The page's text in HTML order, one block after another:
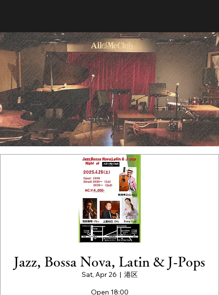
Jazz, Bossa Nova, Latin & J-Pops
Sat, Apr 26
  |
港区
Open 18:00